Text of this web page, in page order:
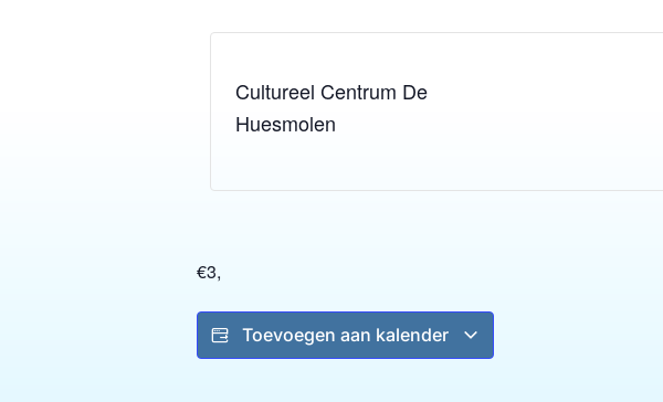
Cultureel Centrum De
Huesmolen
€3,
Toevoegen aan kalender